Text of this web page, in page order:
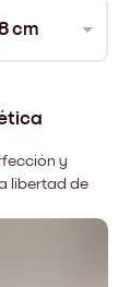
cm
y
libertad de